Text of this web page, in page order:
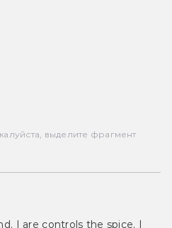
выделите фрагмент
I are controls the spice, I